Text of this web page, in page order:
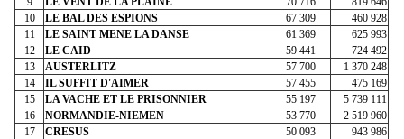
10
LE BAL DES ESPIONS 67 309
460 928
11
LE SAINT MENE LA DANSE 61 369
625 993
12
LE CAID 59 441
724 492
13
AUSTERLITZ 57 700
1 370 248
14
IL SUFFIT D'AIMER 57 455
475 169
15
LA VACHE ET LE PRISONNIER 55 197
5 739 111
16
NORMANDIE-NIEMEN 53 770
2 519 960
17
CRESUS 50 093
943 986